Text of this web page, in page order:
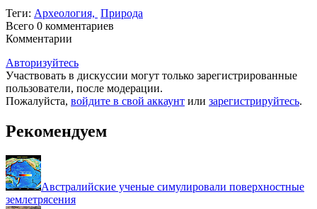
Теги: Археология, Природа
Всего 0 комментариев
Комментарии
Авторизуйтесь
Участвовать в дискуссии могут только зарегистрированные
пользователи, после модерации.
Пожалуйста, войдите в свой аккаунт или зарегистрируйтесь.
Рекомендуем
Австралийские ученые симулировали поверхностные
землетрясения